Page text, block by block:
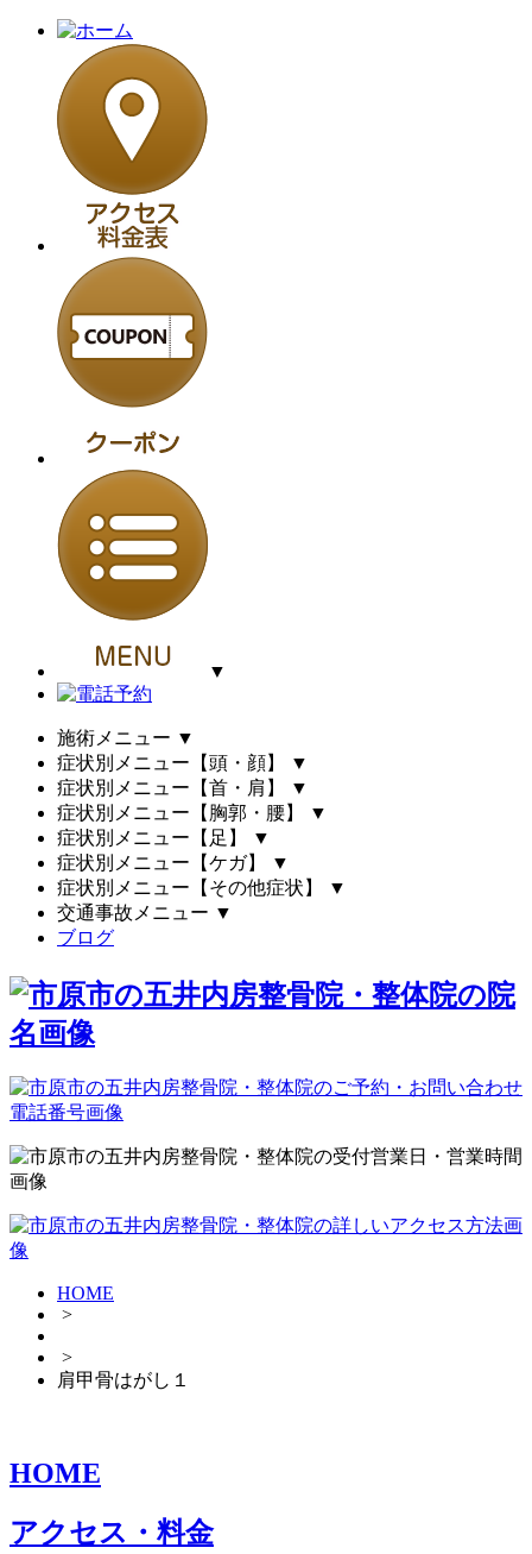
▼
施術メニュー ▼
症状別メニュー【頭・顔】
▼
症状別メニュー【首・肩】
▼
症状別メニュー【胸郭・腰】
▼
症状別メニュー【足】
▼
症状別メニュー【ケガ】
▼
症状別メニュー【その他症状】
▼
交通事故メニュー ▼
ブログ
HOME
>
>
肩甲骨はがし１
HOME
アクセス・料金